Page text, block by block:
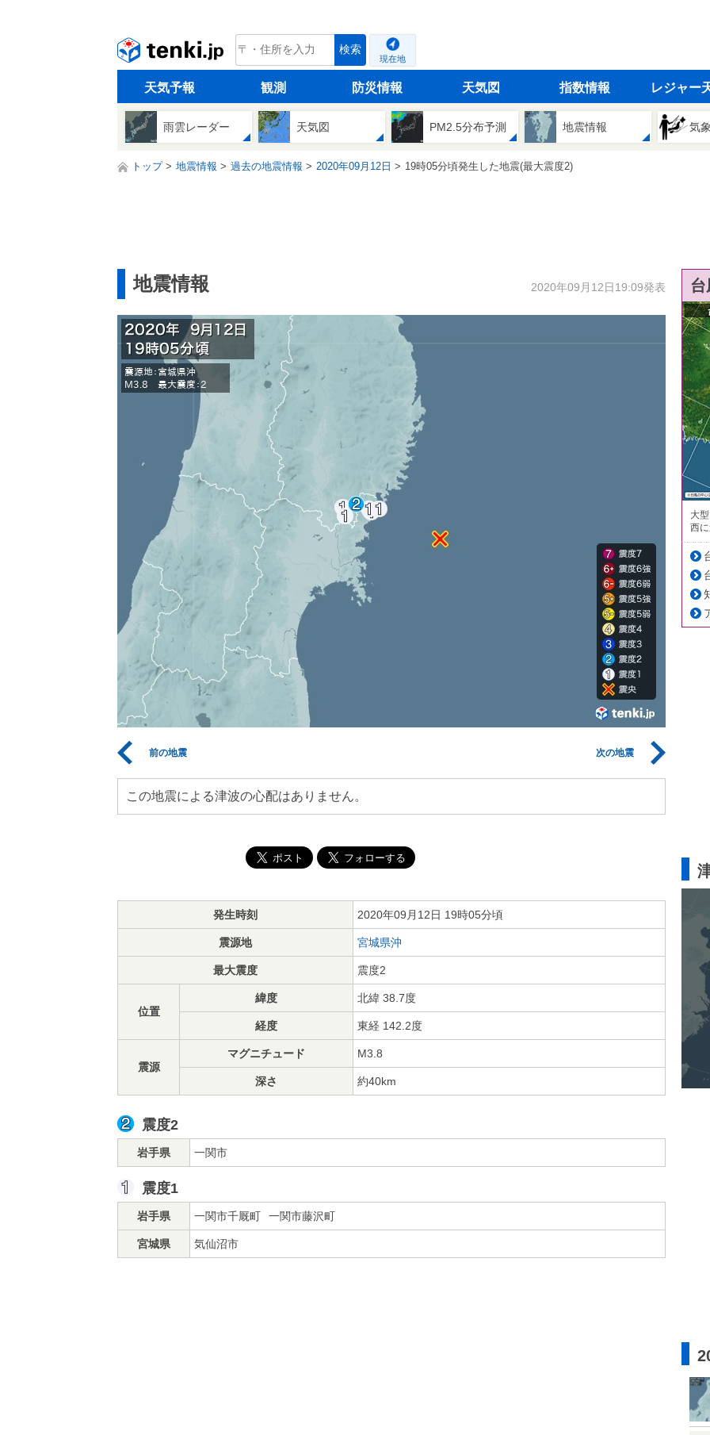
tenki.jp 検索
現在地
天気予報 観測 防災情報 天気図 指数情報 レジャー
雨雲レーダー 天気図 PM2.5分布予測 地震情報 気
トップ 地震情報 過去の地震情報 2020年09月12日 19時05分頃発生した地震(最大震度2)
地震情報 2020年09月12日19:09発表
前の地震 次の地震
この地震による津波の心配はありません。
発生時刻 2020年09月12日 19時05分頃
震源地 宮城県沖
最大震度 震度2
位置
緯度 北緯 38.7度
経度 東経 142.2度
震源
マグニチュード M3.8
深さ 約40km
震度2
岩手県 一関市
震度1
岩手県 一関市千厩町 一関市藤沢町
宮城県 気仙沼市
大
西